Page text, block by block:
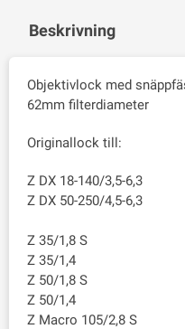
Beskrivning
Objektivlock med
62mm filterdiameter
Originallock till:
Z DX 18-140/3,5-6,3
Z DX 50-250/4,5-6,3
Z 35/1,8 S
Z 35/1,4
Z 50/1,8 S
Z 50/1,4
Z Macro 105/2,8 S